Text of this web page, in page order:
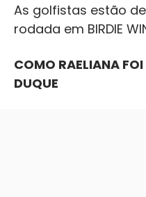
As golfistas estão
rodada em BIRDIE
COMO RAELIANA
DUQUE